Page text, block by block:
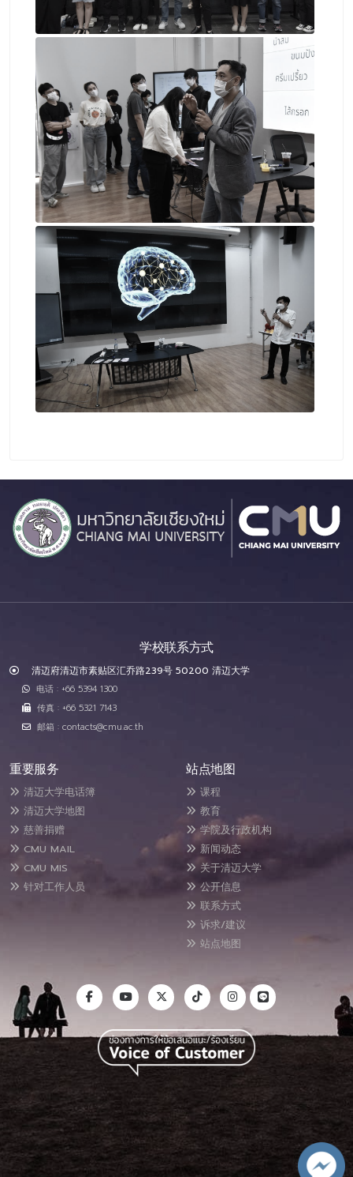
学校联系方式
清迈府清迈市素贴区汇乔路239号 50200 清迈大学
电话 : +66 5394 1300
传真 : +66 5321 7143
邮箱 : contacts@cmu.ac.th
重要服务
清迈大学电话簿
清迈大学地图
慈善捐赠
CMU MAIL
CMU MIS
针对工作人员
站点地图
课程
教育
学院及行政机构
新闻动态
关于清迈大学
公开信息
联系方式
诉求/建议
站点地图